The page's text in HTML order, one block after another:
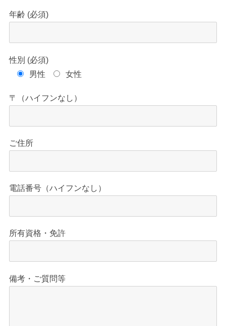
年齢 (必須)
性別 (必須)
男性
女性
〒（ハイフンなし）
ご住所
電話番号（ハイフンなし）
所有資格・免許
備考・ご質問等